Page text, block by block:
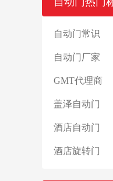
自动门常识
自动门厂家
GMT代理商
盖泽自动门
酒店自动门
酒店旋转门